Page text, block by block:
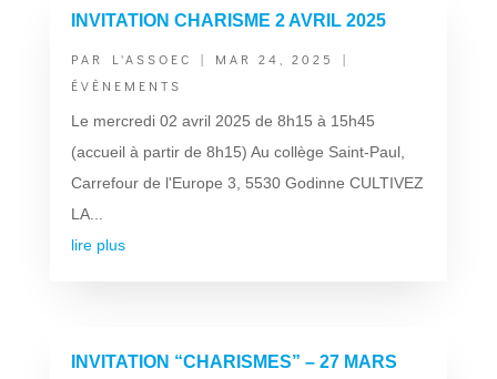
INVITATION CHARISME 2 AVRIL 2025
PAR L'ASSOEC | MAR 24, 2025
|
ÉVÈNEMENTS
Le mercredi 02 avril 2025 de 8h15 à 15h45
(accueil à partir de 8h15) Au collège Saint-Paul,
Carrefour de l'Europe 3, 5530 Godinne CULTIVEZ
LA...
lire plus
INVITATION “CHARISMES” – 27 MARS